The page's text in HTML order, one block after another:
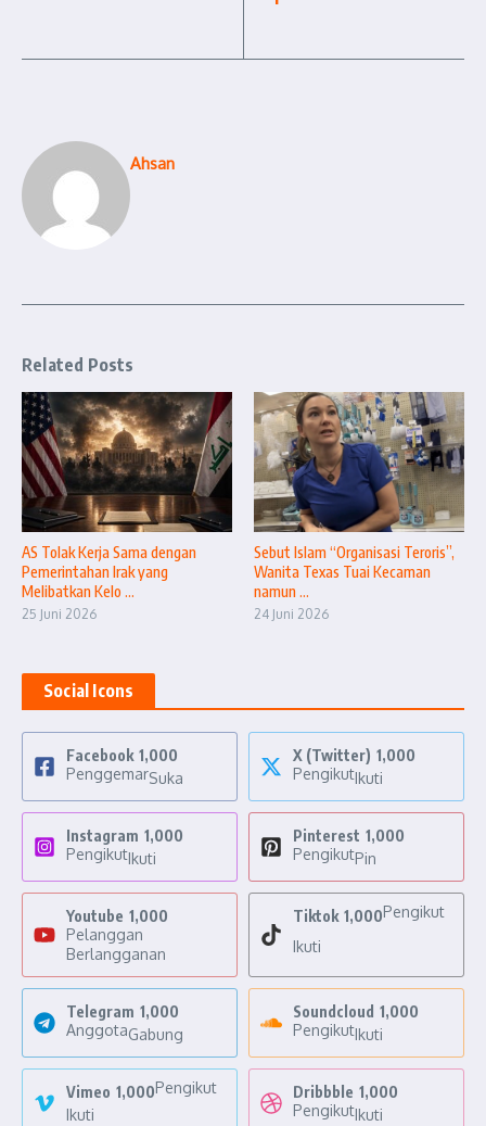
Ahsan
Related Posts
AS Tolak Kerja Sama dengan
Pemerintahan Irak yang
Melibatkan Kelo ...
25 Juni 2026
Sebut Islam “Organisasi Teroris”,
Wanita Texas Tuai Kecaman
namun ...
24 Juni 2026
Social Icons
Facebook 1,000
PenggemarSuka
X (Twitter) 1,000
PengikutIkuti
Instagram 1,000
PengikutIkuti
Pinterest 1,000
PengikutPin
Youtube 1,000
Pelanggan
Berlangganan
Tiktok 1,000Pengikut
Ikuti
Telegram 1,000
AnggotaGabung
Soundcloud 1,000
PengikutIkuti
Vimeo 1,000Pengikut
Ikuti
Dribbble 1,000
PengikutIkuti